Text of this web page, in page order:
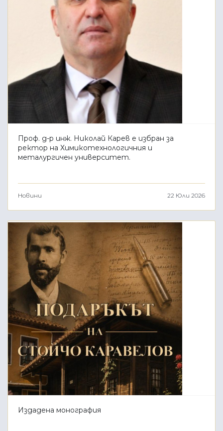
Проф. д-р инж. Николай Карев е избран за
ректор на Химикотехнологичния и
металургичен университет.
Новини 22 Юли 2026
Издадена монография